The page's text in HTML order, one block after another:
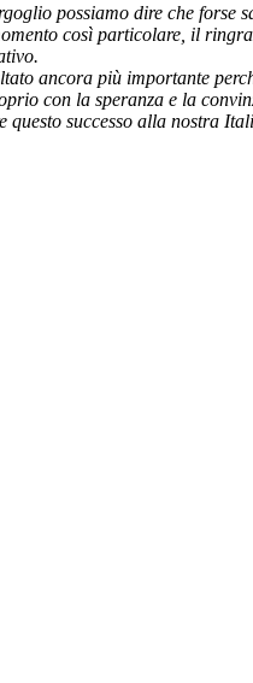
possiamo dire che forse
così particolare, il
ancora più importante
con la speranza e la
questo successo alla nostra